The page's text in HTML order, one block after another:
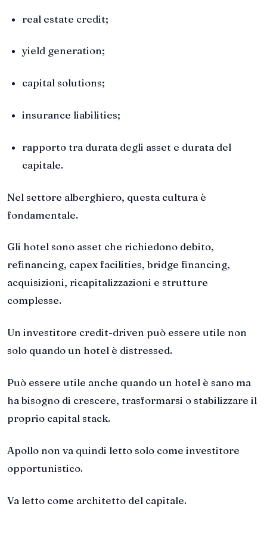
real estate credit;
yield generation;
capital solutions;
insurance liabilities;
rapporto tra durata degli asset e durata del
capitale.
Nel settore alberghiero, questa cultura è
fondamentale.
Gli hotel sono asset che richiedono debito,
refinancing, capex facilities, bridge financing,
acquisizioni, ricapitalizzazioni e strutture
complesse.
Un investitore credit-driven può essere utile non
solo quando un hotel è distressed.
Può essere utile anche quando un hotel è sano ma
ha bisogno di crescere, trasformarsi o stabilizzare il
proprio capital stack.
Apollo non va quindi letto solo come investitore
opportunistico.
Va letto come architetto del capitale.